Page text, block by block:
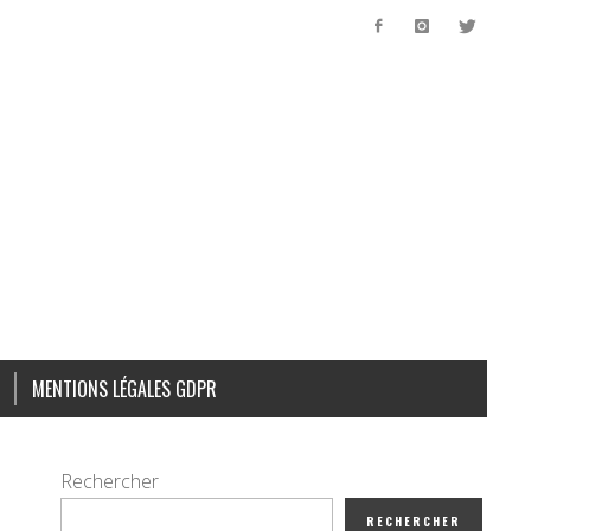
MENTIONS LÉGALES GDPR
Rechercher
RECHERCHER